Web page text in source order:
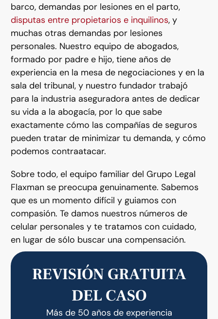
barco, demandas por lesiones en el parto,
disputas entre propietarios e inquilinos, y
muchas otras demandas por lesiones
personales. Nuestro equipo de abogados,
formado por padre e hijo, tiene años de
experiencia en la mesa de negociaciones y en la
sala del tribunal, y nuestro fundador trabajó
para la industria aseguradora antes de dedicar
su vida a la abogacía, por lo que sabe
exactamente cómo las compañías de seguros
pueden tratar de minimizar tu demanda, y cómo
podemos contraatacar.
Sobre todo, el equipo familiar del Grupo Legal
Flaxman se preocupa genuinamente. Sabemos
que es un momento difícil y guiamos con
compasión. Te damos nuestros números de
celular personales y te tratamos con cuidado,
en lugar de sólo buscar una compensación.
REVISIÓN GRATUITA
DEL CASO
Más de 50 años de experiencia